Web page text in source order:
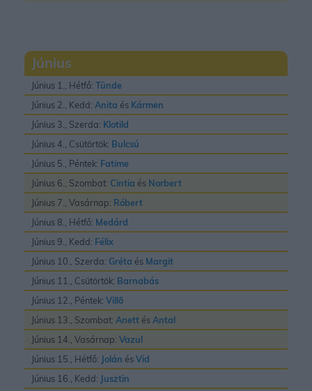
Június
Június 1., Hétfő: Tünde
Június 2., Kedd: Anita és Kármen
Június 3., Szerda: Klotild
Június 4., Csütörtök: Bulcsú
Június 5., Péntek: Fatime
Június 6., Szombat: Cintia és Norbert
Június 7., Vasárnap: Róbert
Június 8., Hétfő: Medárd
Június 9., Kedd: Félix
Június 10., Szerda: Gréta és Margit
Június 11., Csütörtök: Barnabás
Június 12., Péntek: Villõ
Június 13., Szombat: Anett ésAntal
Június 14., Vasárnap: Vazul
Június 15., Hétfő: Jolán ésVid
Június 16., Kedd: Jusztin